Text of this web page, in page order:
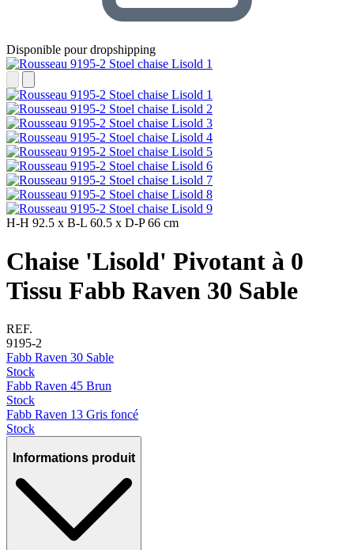
Disponible pour dropshipping
H-H 92.5 x B-L 60.5 x D-P66 cm
Chaise 'Lisold' Pivotant à 0
Tissu Fabb Raven 30 Sable
REF.
9195-2
Fabb Raven 30 Sable
Stock
Fabb Raven 45 Brun
Stock
Fabb Raven 13 Gris foncé
Stock
Informations produit